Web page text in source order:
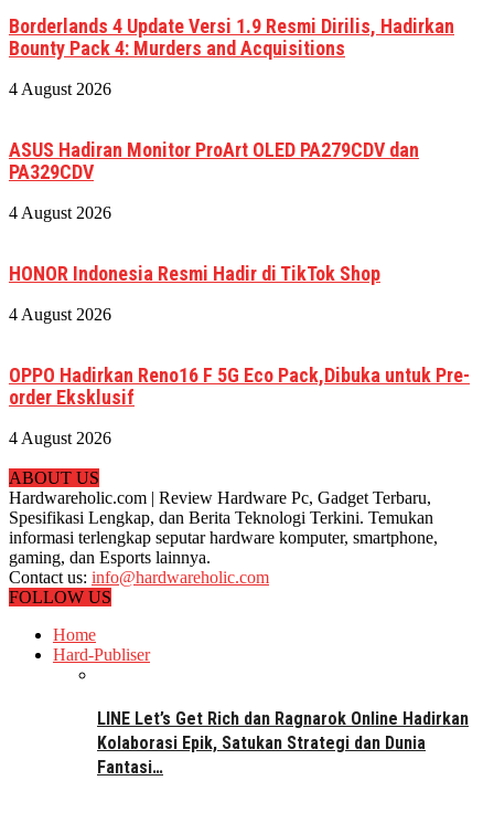
Borderlands 4 Update Versi 1.9 Resmi Dirilis, Hadirkan
Bounty Pack 4: Murders and Acquisitions
4 August 2026
ASUS Hadiran Monitor ProArt OLED PA279CDV dan
PA329CDV
4 August 2026
HONOR Indonesia Resmi Hadir di TikTok Shop
4 August 2026
OPPO Hadirkan Reno16 F 5G Eco Pack,Dibuka untuk Pre-
order Eksklusif
4 August 2026
ABOUT US
Hardwareholic.com | Review Hardware Pc, Gadget Terbaru,
Spesifikasi Lengkap, dan Berita Teknologi Terkini. Temukan
informasi terlengkap seputar hardware komputer, smartphone,
gaming, dan Esports lainnya.
Contact us: info@hardwareholic.com
FOLLOW US
Home
Hard-Publiser
LINE Let’s Get Rich dan Ragnarok Online Hadirkan
Kolaborasi Epik, Satukan Strategi dan Dunia
Fantasi…